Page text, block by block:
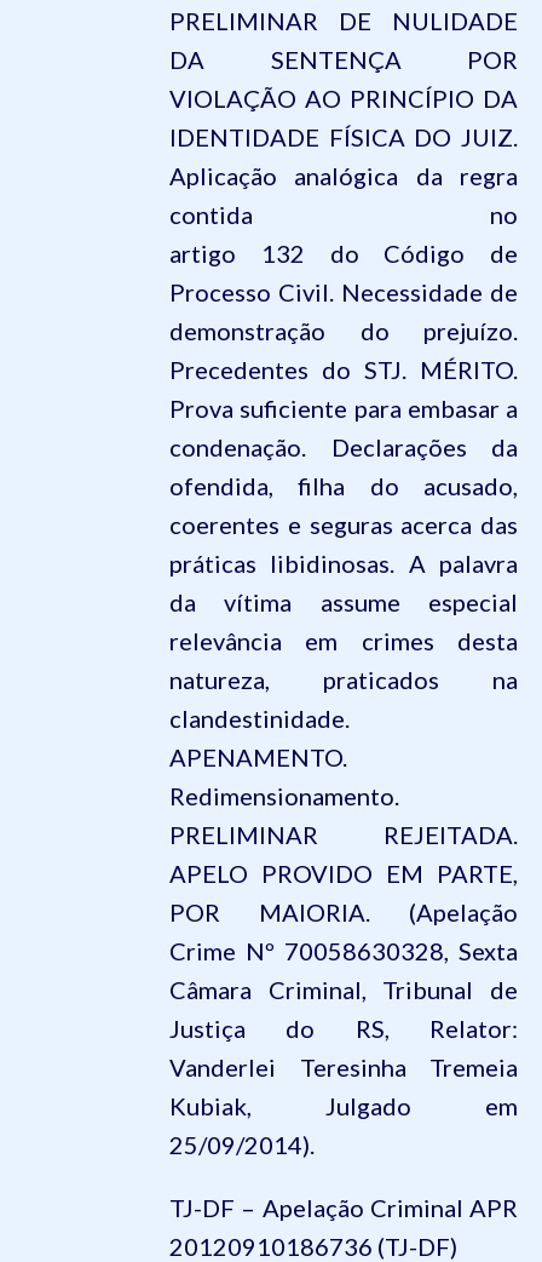
PRELIMINAR DE NULIDADE
DA SENTENÇA POR
VIOLAÇÃO AO PRINCÍPIO DA
IDENTIDADE FÍSICA DO JUIZ.
Aplicação analógica da regra
contida no
artigo 132 do Código de
Processo Civil. Necessidade de
demonstração do prejuízo.
Precedentes do STJ. MÉRITO.
Prova suficiente para embasar a
condenação. Declarações da
ofendida, filha do acusado,
coerentes e seguras acerca das
práticas libidinosas. A palavra
da vítima assume especial
relevância em crimes desta
natureza, praticados na
clandestinidade.
APENAMENTO.
Redimensionamento.
PRELIMINAR REJEITADA.
APELO PROVIDO EM PARTE,
POR MAIORIA. (Apelação
Crime Nº 70058630328, Sexta
Câmara Criminal, Tribunal de
Justiça do RS, Relator:
Vanderlei Teresinha Tremeia
Kubiak, Julgado em
25/09/2014).
TJ-DF – Apelação Criminal APR
20120910186736 (TJ-DF)